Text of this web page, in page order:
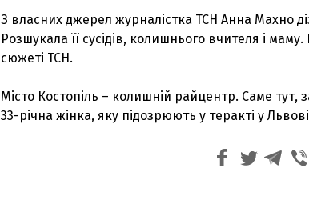
З власних джерел журналістка ТСН Анна Махно
Розшукала її сусідів, колишнього вчителя і
сюжеті ТСН.
Місто Костопіль – колишній райцентр. Саме
33-річна жінка, яку підозрюють у теракті у